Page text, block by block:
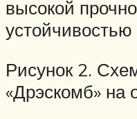
высокой
устойчивостью
Рисунок 2.
«Дрэскомб» на